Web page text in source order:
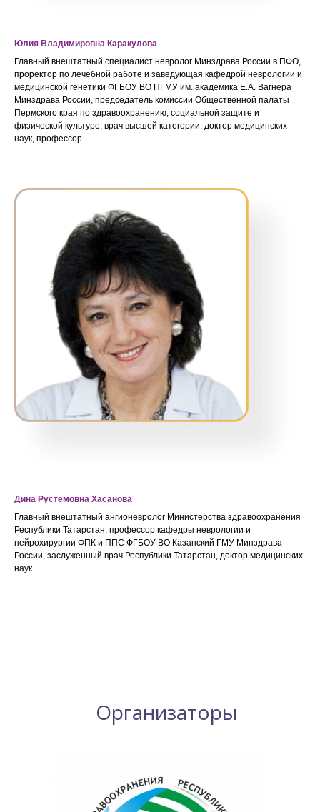
Юлия Владимировна Каракулова
Главный внештатный специалист невролог Минздрава России в ПФО,
проректор по лечебной работе и заведующая кафедрой неврологии и
медицинской генетики ФГБОУ ВО ПГМУ им. академика Е.А. Вагнера
Минздрава России, председатель комиссии Общественной палаты
Пермского края по здравоохранению, социальной защите и
физической культуре, врач высшей категории, доктор медицинских
наук, профессор
Дина Рустемовна Хасанова
Главный внештатный ангионевролог Министерства здравоохранения
Республики Татарстан, профессор кафедры неврологии и
нейрохирургии ФПК и ППС ФГБОУ ВО Казанский ГМУ Минздрава
России, заслуженный врач Республики Татарстан, доктор медицинских
наук
Организаторы